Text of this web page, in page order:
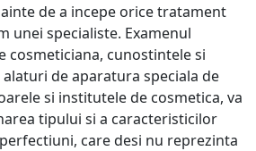
de a incepe orice tratament
unei specialiste. Examenul
cosmeticiana, cunostintele si
de aparatura speciala de
si institutele de cosmetica, va
tipului si a caracteristicilor
care desi nu reprezinta